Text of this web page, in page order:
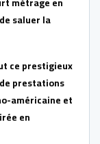
saluer la
ce prestigieux
prestations
américaine et
en